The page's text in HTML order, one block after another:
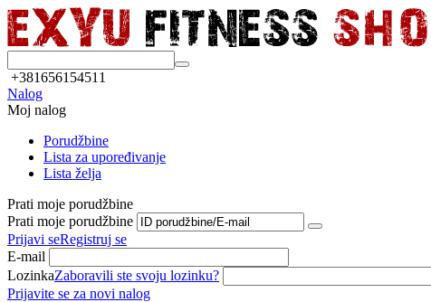
+381656154511
Nalog
Moj nalog
Porudžbine
Lista za upoređivanje
Lista želja
Prati moje porudžbine
Prati moje porudžbine
Prijavi seRegistruj se
E-mail
LozinkaZaboravili ste svoju lozinku?
Prijavite se za novi nalog